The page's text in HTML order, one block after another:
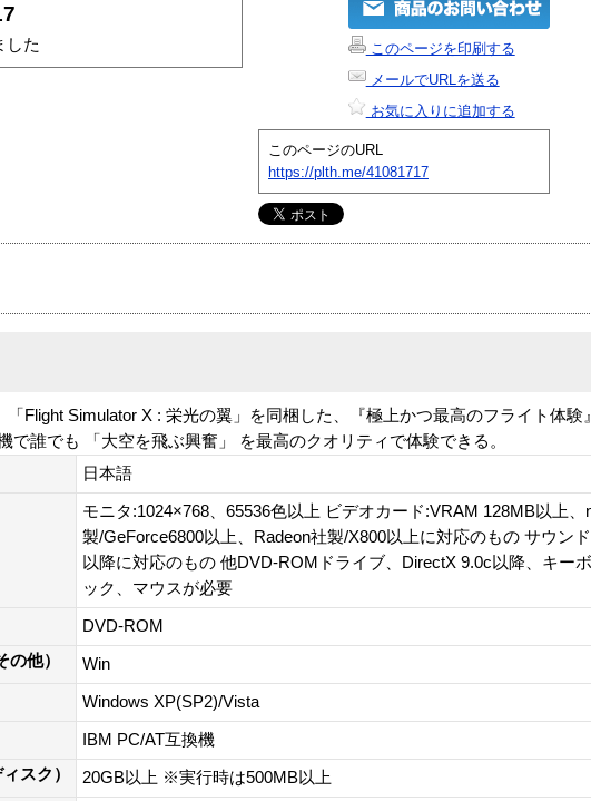
した
このページを印刷する
メールでURLを送る
お気に入りに追加する
このページのURL
https://plth.me/41081717
「Flight Simulator X : 栄光の翼」を同梱した、『極上かつ最高のフライト体
で誰でも 「大空を飛ぶ興奮」 を最高のクオリティで体験できる。
日本語
モニタ:1024×768、65536色以上 ビデオカード:VRAM 128MB以上、
製/GeForce6800以上、Radeon社製/X800以上に対応のもの サウン
以降に対応のもの 他DVD-ROMドライブ、DirectX 9.0c以降、キー
ック、マウスが必要
DVD-ROM
他）
Win
Windows XP(SP2)/Vista
IBM PC/AT互換機
スク）
20GB以上 ※実行時は500MB以上